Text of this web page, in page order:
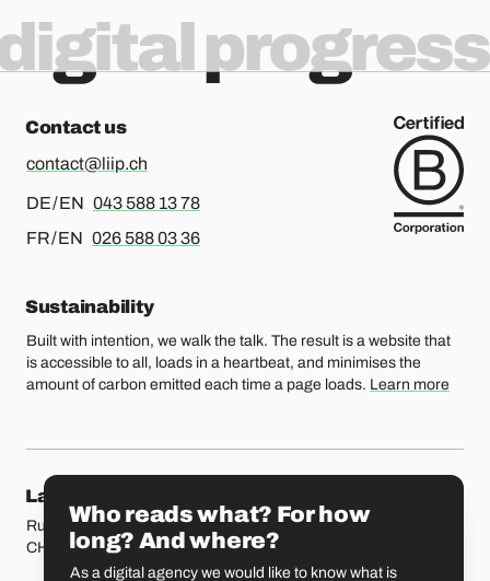
progress
Contact us
contact@liip.ch
DE / EN For german or english, please call
043 588 13 78
FR / EN For french or english, please call
026 588 03 36
Sustainability
Built with intention, we walk the talk. The result is a website that
is accessible to all, loads in a heartbeat, and minimises the
amount of carbon emitted each time a page loads. Learn more
Our locations
Lausanne
Rue Etraz 4
CH-1003 Lausanne
Rue de la Banque 1
CH-1700 Fribourg
Who reads what? For how
long? And where?
As a digital agency we would like to know what is